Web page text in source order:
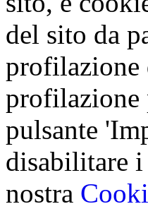
del sito da
profilazione
profilazione
pulsante
disabilitare
nostra